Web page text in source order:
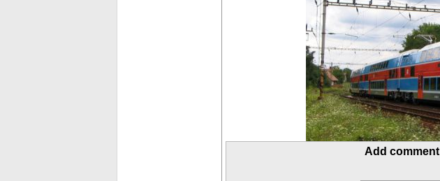
Add comment